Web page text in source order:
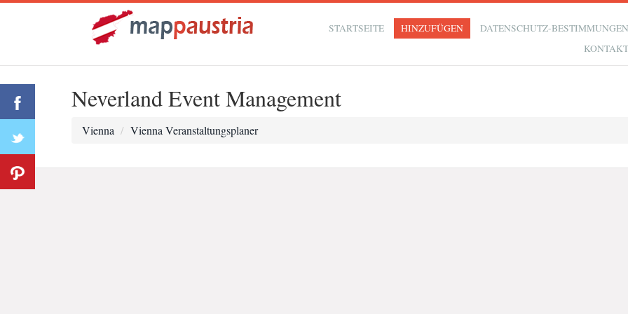
STARTSEITE HINZUFÜGEN
DATENSCHUTZ-
Neverland Event Management
Vienna Vienna Veranstaltungsplaner